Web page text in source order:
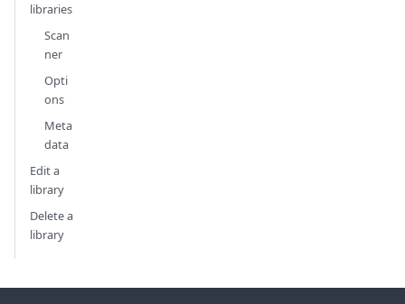
libraries
Scan
ner
Opti
ons
Meta
data
Edit a
library
Delete a
library